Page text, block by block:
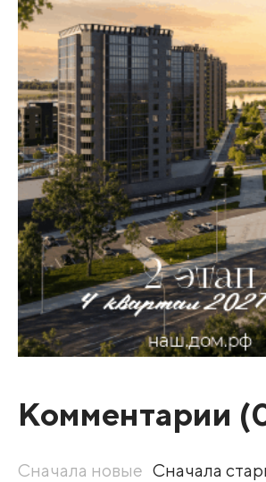
Комментарии (
Сначала новые Сначала